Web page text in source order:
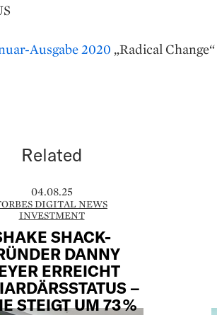
Ausgabe 2020 „Radical Change“
Related
04.08.25
DIGITAL NEWS
INVESTMENT
SHACK-
DANNY
ERREICHT
–
STEIGT UM 73 %